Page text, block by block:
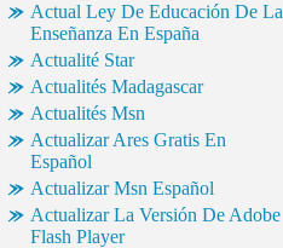
Actual Ley De Educación De La
Enseñanza En España
Actualité Star
Actualités Madagascar
Actualités Msn
Actualizar Ares Gratis En
Español
Actualizar Msn Español
Actualizar La Versión De Adobe
Flash Player